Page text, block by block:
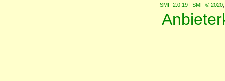
SMF 2.0.19 | SMF © 2020